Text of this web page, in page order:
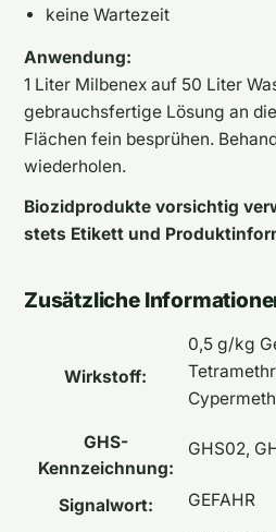
keine Wartezeit
Anwendung:
1 Liter Milbenex auf 50 Liter
gebrauchsfertige Lösung an
Flächen fein besprühen.
wiederholen.
Biozidprodukte vorsichtig
stets Etikett und
Zusätzliche
Wirkstoff:
0,5 g/kg
GHS-
Kennzeichnung:
GHS02,
Signalwort: GEFAHR